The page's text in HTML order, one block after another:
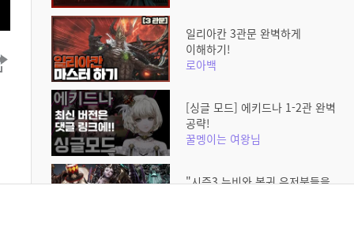
일리아칸 3관문 완벽하게
이해하기!
로아백
[싱글 모드] 에키드나 1-2관 완벽
공략!
꿀멩이는 여왕님
"시즌3 뉴비와 복귀 유저분들을